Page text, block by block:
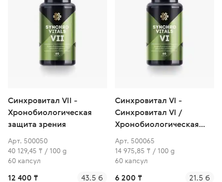
Синхровитал VII -
Хронобиологическая
защита зрения
Арт. 500050
40 129,45 ₸ / 100 g
60 капсул
12 400 ₸ 43.5 б
Синхровитал VI -
Синхровитал VI /
Хронобиологическая
защита суставов
Арт. 500065
14 975,85 ₸ / 100 g
60 капсул
6 200 ₸ 21.5 б